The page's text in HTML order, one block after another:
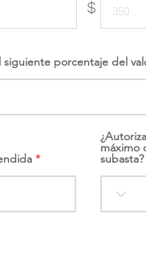
$
porcentaje del
máximo
subasta?